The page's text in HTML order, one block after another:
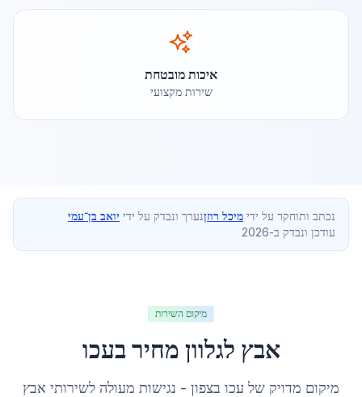
איכות מובטחת
שירות מקצועי
נכתב ותוחקר על ידי מיכל רוזןנערך ונבדק על ידי יואב בן־עמי
עודכן ונבדק ב-2026
מיקום השירות
אבץ לגלוון מחירבעכו
מיקום מדויק של עכו בצפון - נגישות מעולה לשירותי אבץ